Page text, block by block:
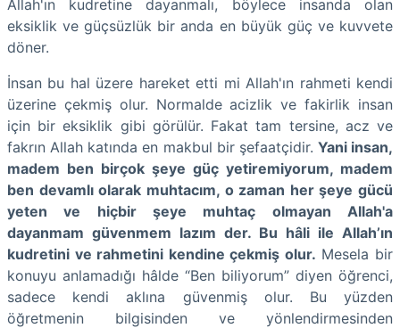
Allah'ın kudretine dayanmalı, böylece insanda olan
eksiklik ve güçsüzlük bir anda en büyük güç ve kuvvete
döner.
İnsan bu hal üzere hareket etti mi Allah'ın rahmeti kendi
üzerine çekmiş olur. Normalde acizlik ve fakirlik insan
için bir eksiklik gibi görülür. Fakat tam tersine, acz ve
fakrın Allah katında en makbul bir şefaatçidir. Yani insan,
madem ben birçok şeye güç yetiremiyorum, madem
ben devamlı olarak muhtacım, o zaman her şeye gücü
yeten ve hiçbir şeye muhtaç olmayan Allah'a
dayanmam güvenmem lazım der. Bu hâli ile Allah’ın
kudretini ve rahmetini kendine çekmiş olur. Mesela bir
konuyu anlamadığı hâlde “Ben biliyorum” diyen öğrenci,
sadece kendi aklına güvenmiş olur. Bu yüzden
öğretmenin bilgisinden ve yönlendirmesinden